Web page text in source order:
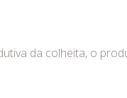
da colheita, o